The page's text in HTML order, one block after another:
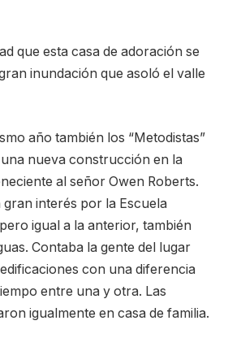
que esta casa de adoración se
inundación que asoló el valle
año también los “Metodistas”
nueva construcción en la
al señor Owen Roberts.
interés por la Escuela
igual a la anterior, también
Contaba la gente del lugar
con una diferencia
entre una y otra. Las
igualmente en casa de familia.